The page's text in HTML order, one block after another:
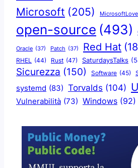
Microsoft (205)
open-source (493)
Oracle (37) Patch (37) Red Hat
RHEL (44) Rust (47) SaturdaysTalks
Sicurezza (150) Software (45)
systemd (83) Torvalds (104)
Vulnerabilità (73) Windows (92)